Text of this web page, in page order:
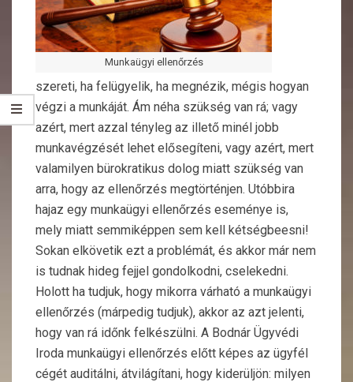
Munkaügyi ellenőrzés
szereti, ha felügyelik, ha megnézik, mégis hogyan
végzi a munkáját. Ám néha szükség van rá; vagy
azért, mert azzal tényleg az illető minél jobb
munkavégzését lehet elősegíteni, vagy azért, mert
valamilyen bürokratikus dolog miatt szükség van
arra, hogy az ellenőrzés megtörténjen. Utóbbira
hajaz egy munkaügyi ellenőrzés eseménye is,
mely miatt semmiképpen sem kell kétségbeesni!
Sokan elkövetik ezt a problémát, és akkor már nem
is tudnak hideg fejjel gondolkodni, cselekedni.
Holott ha tudjuk, hogy mikorra várható a munkaügyi
ellenőrzés (márpedig tudjuk), akkor az azt jelenti,
hogy van rá időnk felkészülni. A Bodnár Ügyvédi
Iroda munkaügyi ellenőrzés előtt képes az ügyfél
cégét auditálni, átvilágítani, hogy kiderüljön: milyen